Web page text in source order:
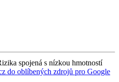
spojená s nízkou hmotností
do oblíbených zdrojů pro Google